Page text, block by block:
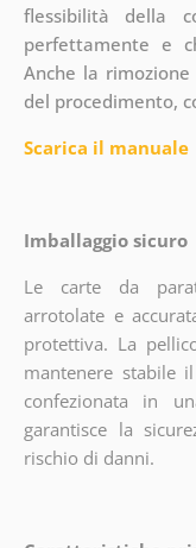
flessibilità della
perfettamente e
Anche la
del procedimento,
Scarica il manuale
Imballaggio sicuro
Le carte da
arrotolate e
protettiva. La
mantenere stabile
confezionata in
garantisce la
rischio di danni.